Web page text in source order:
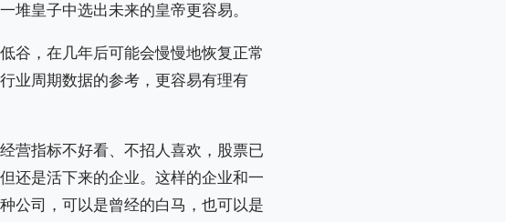
堆皇子中选出未来的皇帝更容易。
谷，在几年后可能会慢慢地恢复正常
业周期数据的参考，更容易有理有
营指标不好看、不招人喜欢，股票已
还是活下来的企业。这样的企业和一
公司，可以是曾经的白马，也可以是